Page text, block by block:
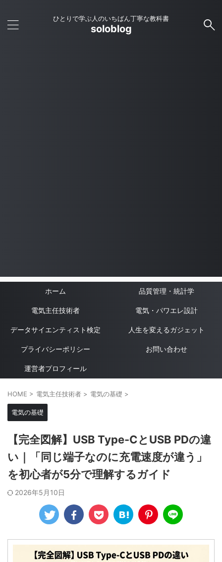
ひとりで学ぶ人のいちばん丁寧な教科書
soloblog
ホーム 品質管理・統計学
電気主任技術者 電気・パワエレ設計
データサイエンティスト検定 人生を変えるガジェット
プライバシーポリシー お問い合わせ
運営者プロフィール
HOME > 電気主任技術者 > 電気の基礎 >
電気の基礎
【完全図解】USB Type-CとUSB PDの違
い｜「同じ端子なのに充電速度が違う」
を初心者が5分で理解するガイド
2026年5月10日